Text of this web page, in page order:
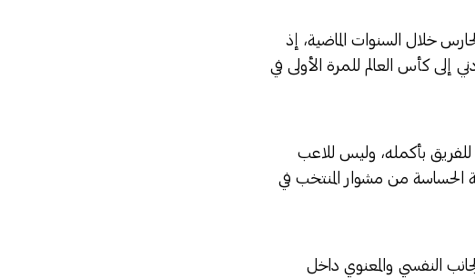
خلال السنوات الماضية، إذ
إلى كأس العالم للمرة الأولى في
بأكمله، وليس للاعب
من مشوار المنتخب في
النفسي والمعنوي داخل